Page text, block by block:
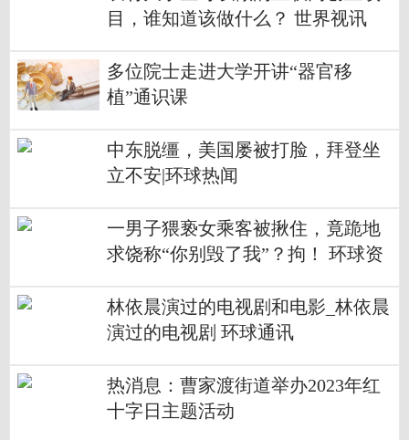
目，谁知道该做什么？ 世界视讯
多位院士走进大学开讲“器官移
植”通识课
中东脱缰，美国屡被打脸，拜登坐
立不安|环球热闻
一男子猥亵女乘客被揪住，竟跪地
求饶称“你别毁了我”？拘！ 环球资
林依晨演过的电视剧和电影_林依晨
演过的电视剧 环球通讯
热消息：曹家渡街道举办2023年红
十字日主题活动